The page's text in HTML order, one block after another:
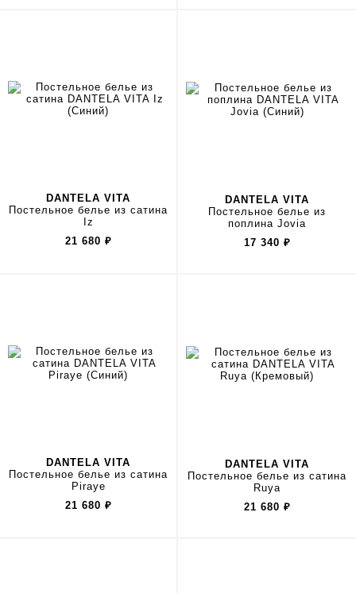
DANTELA VITA
Постельное белье из сатина
Iz
21 680 ₽
DANTELA VITA
Постельное белье из
поплина Jovia
17 340 ₽
DANTELA VITA
Постельное белье из сатина
Piraye
21 680 ₽
DANTELA VITA
Постельное белье из сатина
Ruya
21 680 ₽